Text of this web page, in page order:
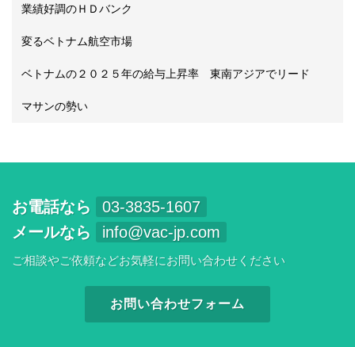
業績好調のＨＤバンク
変るベトナム航空市場
ベトナムの２０２５年の給与上昇率 東南アジアでリード
マサンの勢い
お電話なら
03-3835-1607
メールなら
info@vac-jp.com
ご相談やご依頼などお気軽にお問い合わせください
お問い合わせフォーム